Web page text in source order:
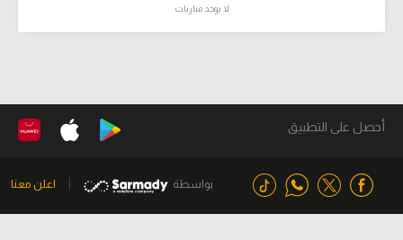
لا يوجد مباريات
أحصل على التطبيق
بواسطة اعلن معنا